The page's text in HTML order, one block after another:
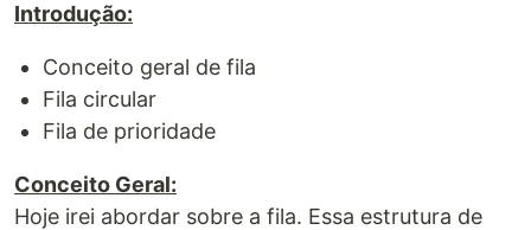
Introdução:
Conceito geral de fila
Fila circular
Fila de prioridade
Conceito Geral:
Hoje irei abordar sobre a fila. Essa estrutura de